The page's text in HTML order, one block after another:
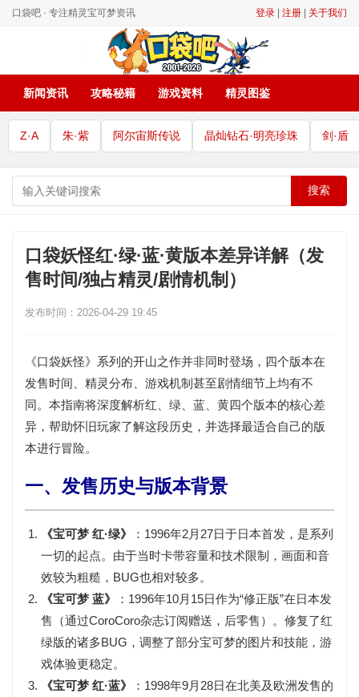
口袋吧 · 专注精灵宝可梦资讯 登录 注册 关于我们
新闻资讯 攻略秘籍 游戏资料 精灵图鉴
Z·A 朱·紫 阿尔宙斯传说 晶灿钻石·明亮珍珠 剑·盾
搜索
口袋妖怪红·绿·蓝·黄版本差异详解（发
售时间/独占精灵/剧情机制）
发布时间：2026-04-29 19:45
《口袋妖怪》系列的开山之作并非同时登场，四个版本在
发售时间、精灵分布、游戏机制甚至剧情细节上均有不
同。本指南将深度解析红、绿、蓝、黄四个版本的核心差
异 ，帮助怀旧玩家了解这段历史，并选择最适合自己的版
本进行冒险。
一、发售历史与版本背景
《宝可梦 红·绿》 ： 1996年2月27日于日本首发，是系列
一切的起点。由于当时卡带容量和技术限制，画面和音
效较为粗糙，BUG也相对较多。
《宝可梦 蓝》
： 1996年10月15日作为“修正版”在日本发
售（通过CoroCoro杂志订阅赠送，后零售）。修复了红
绿版的诸多BUG，调整了部分宝可梦的图片和技能，游
戏体验更稳定。
《宝可梦 红·蓝》
： 1998年9月28日在北美及欧洲发售的